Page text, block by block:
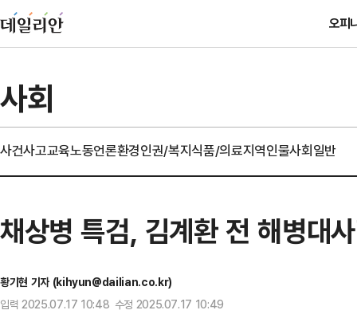
오피
사회
사건사고교육노동언론환경인권/복지식품/의료지역인물사회일반
채상병 특검, 김계환 전 해병대
황기현 기자 (kihyun@dailian.co.kr)
입력 2025.07.17 10:48 수정 2025.07.17 10:49